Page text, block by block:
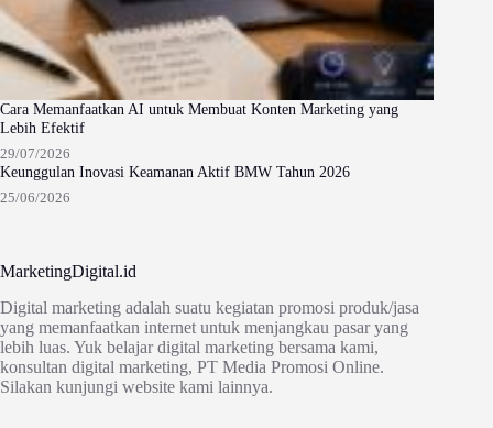
Cara Memanfaatkan AI untuk Membuat Konten Marketing yang
Lebih Efektif
29/07/2026
Keunggulan Inovasi Keamanan Aktif BMW Tahun 2026
25/06/2026
MarketingDigital.id
Digital marketing adalah suatu kegiatan promosi produk/jasa
yang memanfaatkan internet untuk menjangkau pasar yang
lebih luas. Yuk belajar digital marketing bersama kami,
konsultan digital marketing, PT Media Promosi Online.
Silakan kunjungi website kami lainnya.